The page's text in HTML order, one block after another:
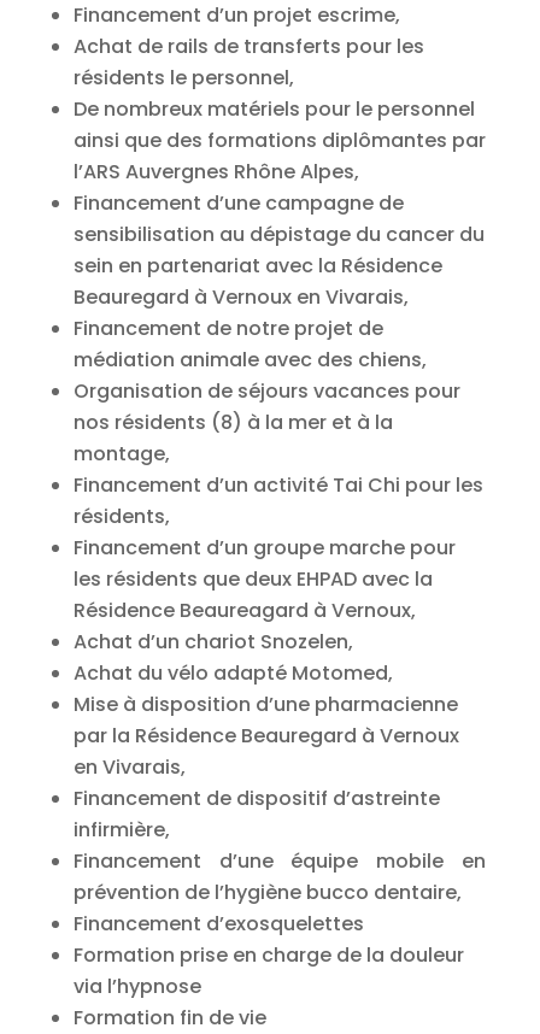
Financement d’un projet escrime,
Achat de rails de transferts pour les
résidents le personnel,
De nombreux matériels pour le personnel
ainsi que des formations diplômantes par
l’ARS Auvergnes Rhône Alpes,
Financement d’une campagne de
sensibilisation au dépistage du cancer du
sein en partenariat avec la Résidence
Beauregard à Vernoux en Vivarais,
Financement de notre projet de
médiation animale avec des chiens,
Organisation de séjours vacances pour
nos résidents (8) à la mer et à la
montage,
Financement d’un activité Tai Chi pour les
résidents,
Financement d’un groupe marche pour
les résidents que deux EHPAD avec la
Résidence Beaureagard à Vernoux,
Achat d’un chariot Snozelen,
Achat du vélo adapté Motomed,
Mise à disposition d’une pharmacienne
par la Résidence Beauregard à Vernoux
en Vivarais,
Financement de dispositif d’astreinte
infirmière,
Financement d’une équipe mobile en
prévention de l’hygiène bucco dentaire,
Financement d’exosquelettes
Formation prise en charge de la douleur
via l’hypnose
Formation fin de vie